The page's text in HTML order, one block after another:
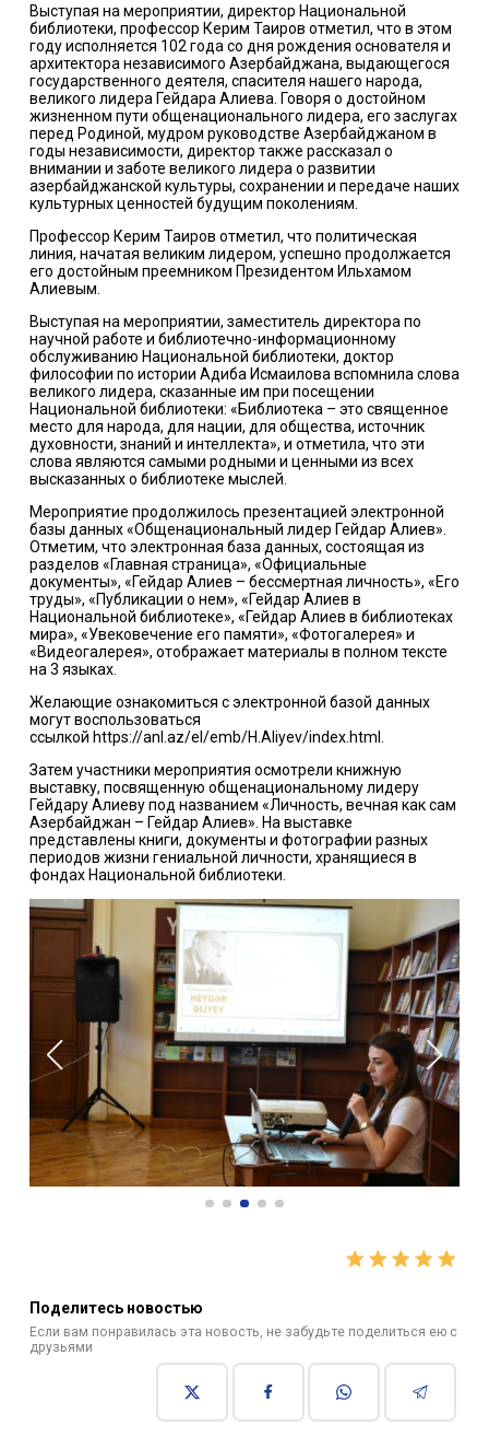
Выступая на мероприятии, директор Национальной
библиотеки, профессор Керим Таиров отметил, что в этом
году исполняется 102 года со дня рождения основателя и
архитектора независимого Азербайджана, выдающегося
государственного деятеля, спасителя нашего народа,
великого лидера Гейдара Алиева. Говоря о достойном
жизненном пути общенационального лидера, его заслугах
перед Родиной, мудром руководстве Азербайджаном в
годы независимости, директор также рассказал о
внимании и заботе великого лидера о развитии
азербайджанской культуры, сохранении и передаче наших
культурных ценностей будущим поколениям.
Профессор Керим Таиров отметил, что политическая
линия, начатая великим лидером, успешно продолжается
его достойным преемником Президентом Ильхамом
Алиевым.
Выступая на мероприятии, заместитель директора по
научной работе и библиотечно-информационному
обслуживанию Национальной библиотеки, доктор
философии по истории Адиба Исмаилова вспомнила слова
великого лидера, сказанные им при посещении
Национальной библиотеки: «Библиотека – это священное
место для народа, для нации, для общества, источник
духовности, знаний и интеллекта», и отметила, что эти
слова являются самыми родными и ценными из всех
высказанных о библиотеке мыслей.
Мероприятие продолжилось презентацией электронной
базы данных «Общенациональный лидер Гейдар Алиев».
Отметим, что электронная база данных, состоящая из
разделов «Главная страница», «Официальные
документы», «Гейдар Алиев – бессмертная личность», «Его
труды», «Публикации о нем», «Гейдар Алиев в
Национальной библиотеке», «Гейдар Алиев в библиотеках
мира», «Увековечение его памяти», «Фотогалерея» и
«Видеогалерея», отображает материалы в полном тексте
на 3 языках.
Желающие ознакомиться с электронной базой данных
могут воспользоваться
ссылкой https://anl.az/el/emb/H.Aliyev/index.html
Затем участники мероприятия осмотрели книжную
выставку, посвященную общенациональному лидеру
Гейдару Алиеву под названием «Личность, вечная как сам
Азербайджан – Гейдар Алиев». На выставке
представлены книги, документы и фотографии разных
периодов жизни гениальной личности, хранящиеся в
фондах Национальной библиотеки.
Поделитесь новостью
Если вам понравилась эта новость, не забудьте поделиться ею с
друзьями